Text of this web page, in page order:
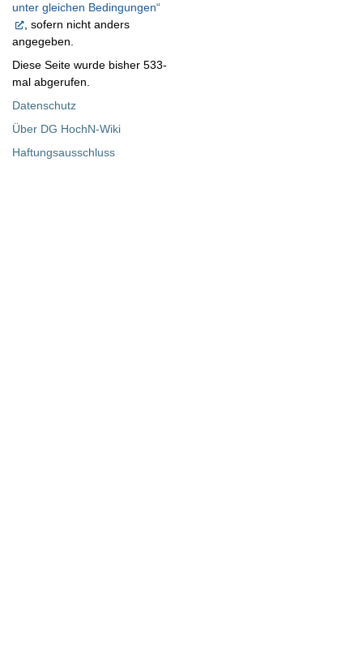
unter gleichen Bedingungen“
, sofern nicht anders
angegeben.
Diese Seite wurde bisher 533-
mal abgerufen.
Datenschutz
Über DG HochN-Wiki
Haftungsausschluss